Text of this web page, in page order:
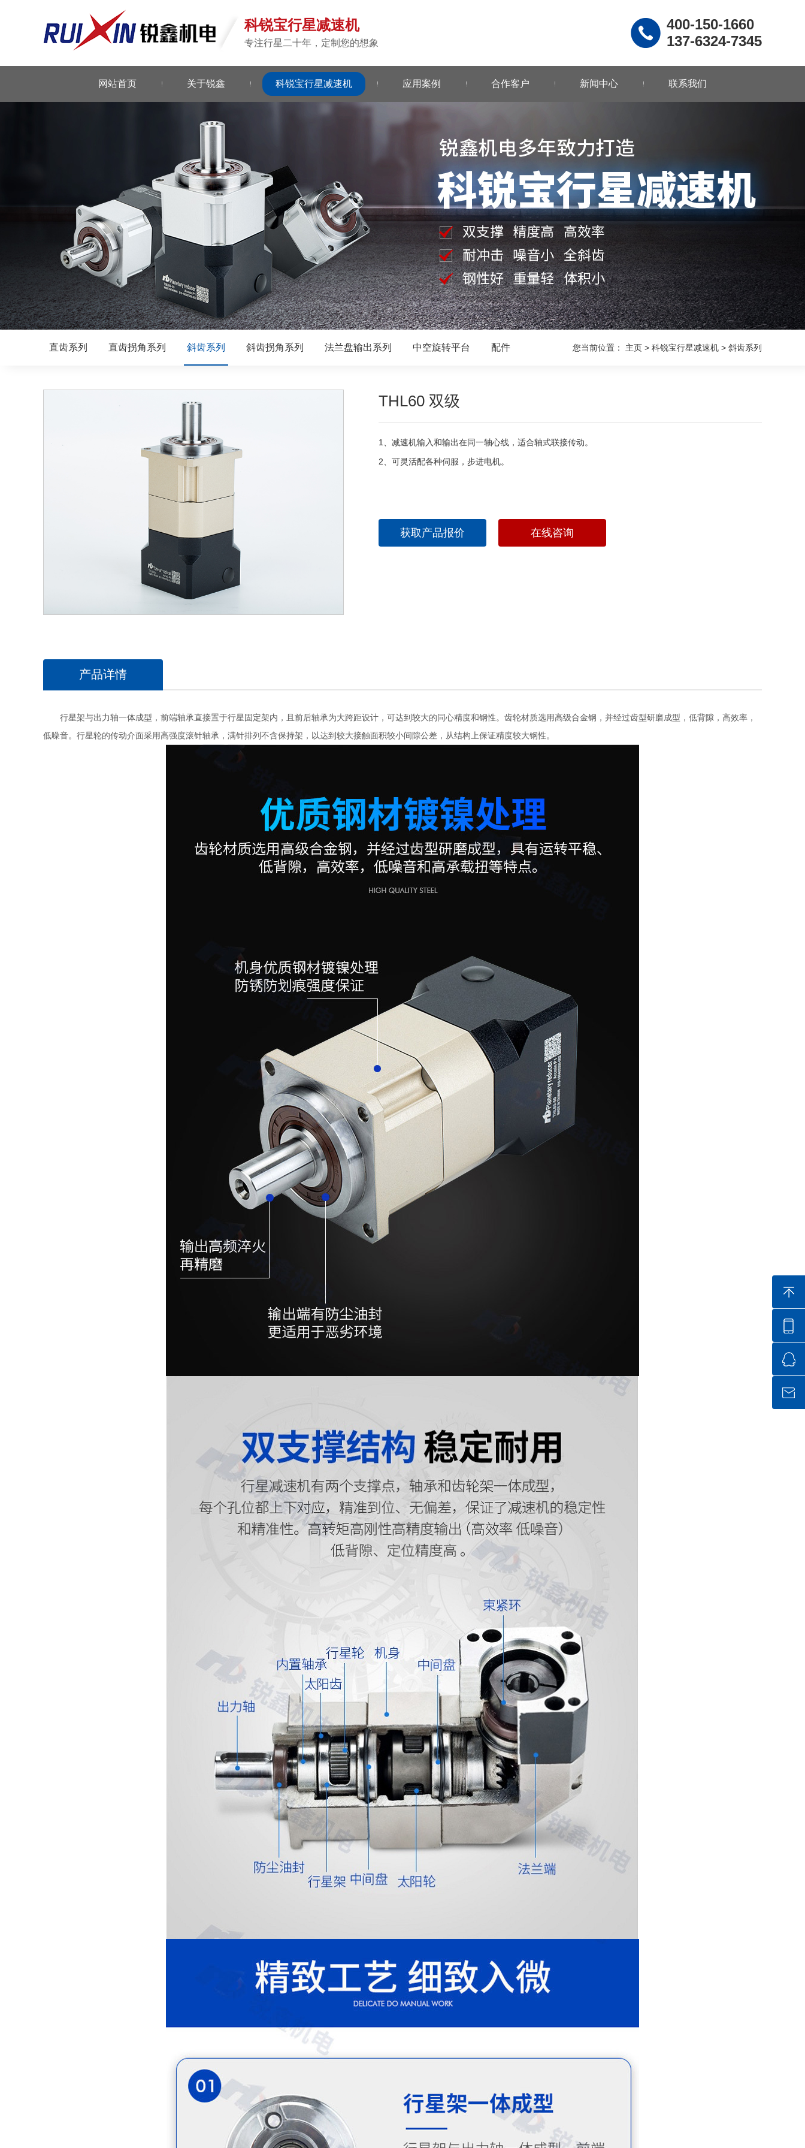
科锐宝行星减速机
专注行星二十年，定制您的想象
400-150-1660
137-6324-7345
网站首页 关于锐鑫 科锐宝行星减速机 应用案例 合作客户 新闻中心 联系我们
您当前位置： 主页 > 科锐宝行星减速机 > 斜齿系列
直齿系列 直齿拐角系列 斜齿系列 斜齿拐角系列 法兰盘输出系列 中空旋转平台 配件
THL60 双级
1、减速机输入和输出在同一轴心线，适合轴式联接传动。
2、可灵活配各种伺服，步进电机。
获取产品报价 在线咨询
产品详情
行星架与出力轴一体成型，前端轴承直接置于行星固定架内，且前后轴承为大跨距设计，可达到较大的同心精度和钢性。齿轮材质选用高级合金钢，并经过齿型研磨成型，低背隙，高效率，
低噪音。行星轮的传动介面采用高强度滚针轴承，满针排列不含保持架，以达到较大接触面积较小间隙公差，从结构上保证精度较大钢性。